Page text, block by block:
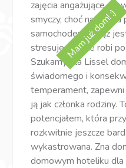
Mam już dom! :)
zajęcia angażujące
smyczy, choć nadal ma
samochodem wciąż
stresuje się, ale robi
Szukamy dla Lissel
świadomego i
temperament,
ją jak członka rodziny.
potencjałem, która
rozkwitnie jeszcze
wykastrowana. Zna
domowym hoteliku dla